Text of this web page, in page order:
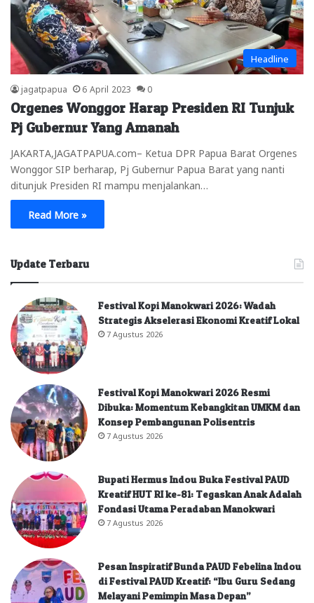
Headline
jagatpapua 6 April 2023 0
Orgenes Wonggor Harap Presiden RI Tunjuk
Pj Gubernur Yang Amanah
JAKARTA,JAGATPAPUA.com– Ketua DPR Papua Barat Orgenes
Wonggor SIP berharap, Pj Gubernur Papua Barat yang nanti
ditunjuk Presiden RI mampu menjalankan…
Read More »
Update Terbaru
Festival Kopi Manokwari 2026: Wadah
Strategis Akselerasi Ekonomi Kreatif Lokal
7 Agustus 2026
Festival Kopi Manokwari 2026 Resmi
Dibuka: Momentum Kebangkitan UMKM dan
Konsep Pembangunan Polisentris
7 Agustus 2026
Bupati Hermus Indou Buka Festival PAUD
Kreatif HUT RI ke-81: Tegaskan Anak Adalah
Fondasi Utama Peradaban Manokwari
7 Agustus 2026
Pesan Inspiratif Bunda PAUD Febelina Indou
di Festival PAUD Kreatif: “Ibu Guru Sedang
Melayani Pemimpin Masa Depan”